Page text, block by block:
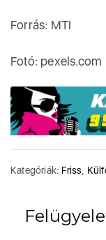
Forrás: MTI
Fotó: pexels.com
Kategóriák: Friss